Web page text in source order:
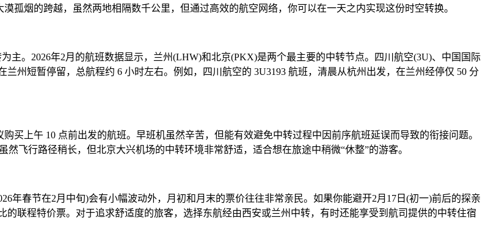
孤烟的跨越，虽然两地相隔数千公里，但通过高效的航空网络，你可以在一天之内实现这份时空转换。
主。2026年2月的航班数据显示，兰州(LHW)和北京(PKX)是两个最主要的中转节点。四川航空(3U)、中国国际
州短暂停留，总航程约 6 小时左右。例如，四川航空的 3U3193 航班，清晨从杭州出发，在兰州经停仅 50 分
买上午 10 点前出发的航班。早班机虽然辛苦，但能有效避免中转过程中因前序航班延误而导致的衔接问题。
飞行路径稍长，但北京大兴机场的中转环境非常舒适，适合想在旅途中稍微“休整”的游客。
年春节在2月中旬)会有小幅波动外，月初和月末的票价往往非常亲民。如果你能避开2月17日(初一)前后的探亲
联程特价票。对于追求舒适度的旅客，选择东航经由西安或兰州中转，有时还能享受到航司提供的中转住宿